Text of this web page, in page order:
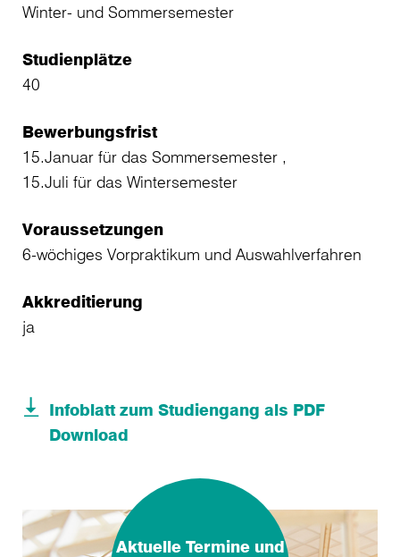
Winter- und Sommersemester
Studienplätze
40
Bewerbungsfrist
15.Januar für das Sommersemester ,
15.Juli für das Wintersemester
Voraussetzungen
6-wöchiges Vorpraktikum und Auswahlverfahren
Akkreditierung
ja
Infoblatt zum Studiengang als PDF
Download
Aktuelle Termine und